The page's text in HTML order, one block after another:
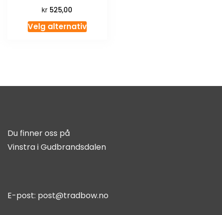
kr 525,00
Velg alternativ
Du finner oss på
Vinstra i Gudbrandsdalen
E-post: post@tradbow.no